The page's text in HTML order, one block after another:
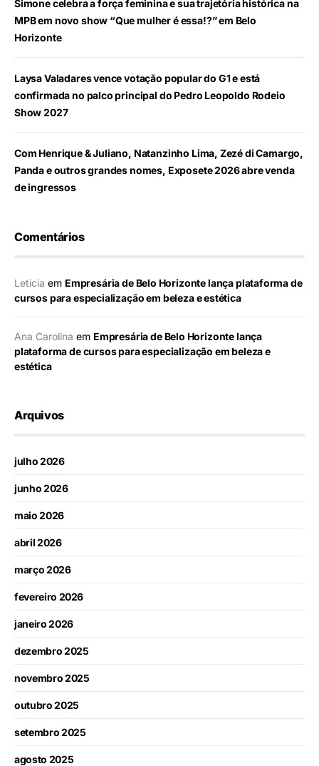
Simone celebra a força feminina e sua trajetória histórica na
MPB em novo show “Que mulher é essa!?” em Belo
Horizonte
Laysa Valadares vence votação popular do G1 e está
confirmada no palco principal do Pedro Leopoldo Rodeio
Show 2027
Com Henrique & Juliano, Natanzinho Lima, Zezé di Camargo,
Panda e outros grandes nomes, Exposete 2026 abre venda
de ingressos
Comentários
Leticia em Empresária de Belo Horizonte lança plataforma de
cursos para especialização em beleza e estética
Ana Carolina em Empresária de Belo Horizonte lança
plataforma de cursos para especialização em beleza e
estética
Arquivos
julho 2026
junho 2026
maio 2026
abril 2026
março 2026
fevereiro 2026
janeiro 2026
dezembro 2025
novembro 2025
outubro 2025
setembro 2025
agosto 2025